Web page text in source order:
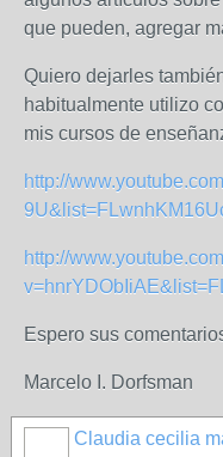
que pueden, agregar
Quiero dejarles
habitualmente utilizo
mis cursos de
http://
http://
Espero sus
Marcelo I. Dorfsman
Claudia cecilia